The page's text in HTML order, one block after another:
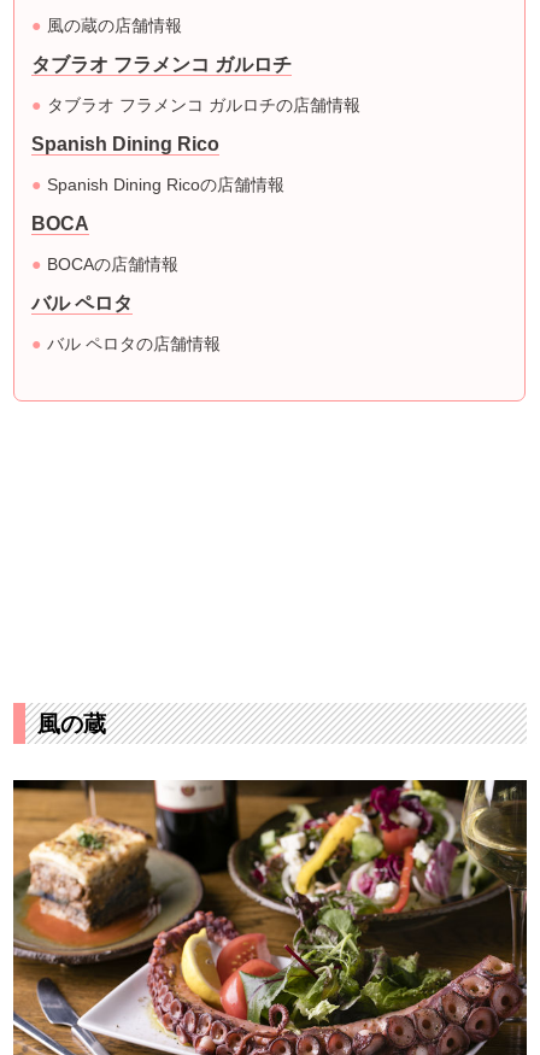
風の蔵の店舗情報
タブラオ フラメンコ ガルロチ
タブラオ フラメンコ ガルロチの店舗情報
Spanish Dining Rico
Spanish Dining Ricoの店舗情報
BOCA
BOCAの店舗情報
バル ペロタ
バル ペロタの店舗情報
風の蔵